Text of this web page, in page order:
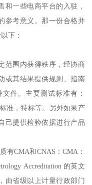
和一些电商平台的入驻，
参考意义。那一份合格并
下：
范围内获得秩序，经协商
或其结果提供规则、指南
件。主要测试标准有：
准，特标等。另外如果产
己提供检验依据进行产品
有CMA和CNAS：CMA：
Accreditation 的英文
由省级以上计量行政部门